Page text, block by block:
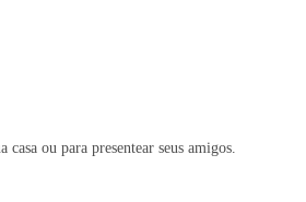
casa ou para presentear seus amigos.